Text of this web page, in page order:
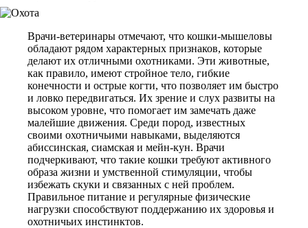
Врачи-ветеринары отмечают, что кошки-мышеловы
обладают рядом характерных признаков, которые
делают их отличными охотниками. Эти животные,
как правило, имеют стройное тело, гибкие
конечности и острые когти, что позволяет им быстро
и ловко передвигаться. Их зрение и слух развиты на
высоком уровне, что помогает им замечать даже
малейшие движения. Среди пород, известных
своими охотничьими навыками, выделяются
абиссинская, сиамская и мейн-кун. Врачи
подчеркивают, что такие кошки требуют активного
образа жизни и умственной стимуляции, чтобы
избежать скуки и связанных с ней проблем.
Правильное питание и регулярные физические
нагрузки способствуют поддержанию их здоровья и
охотничьих инстинктов.